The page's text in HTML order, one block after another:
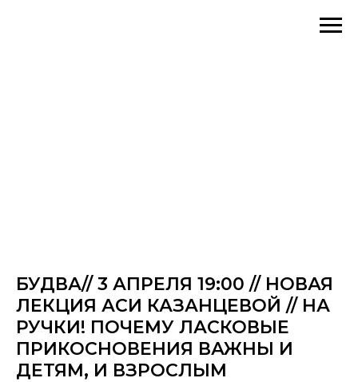
БУДВА// 3 АПРЕЛЯ 19:00 // НОВАЯ
ЛЕКЦИЯ АСИ КАЗАНЦЕВОЙ // НА
РУЧКИ! ПОЧЕМУ ЛАСКОВЫЕ
ПРИКОСНОВЕНИЯ ВАЖНЫ И
ДЕТЯМ, И ВЗРОСЛЫМ